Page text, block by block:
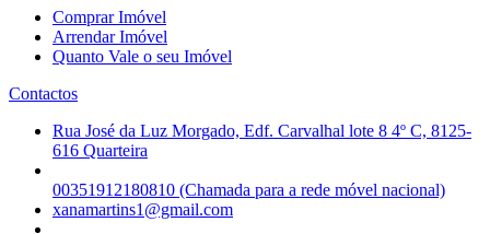
Comprar Imóvel
Arrendar Imóvel
Quanto Vale o seu Imóvel
Contactos
Rua José da Luz Morgado, Edf. Carvalhal lote 8 4º C, 8125-
616 Quarteira
00351912180810 (Chamada para a rede móvel nacional)
xanamartins1@gmail.com